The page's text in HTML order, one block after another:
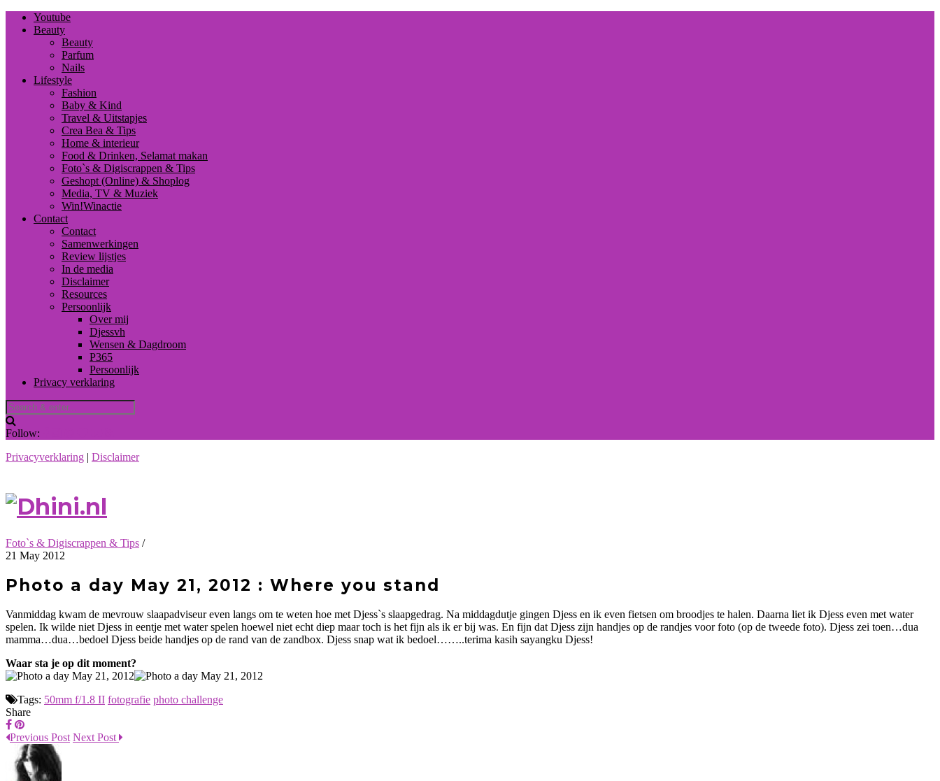
Youtube
Beauty
Beauty
Parfum
Nails
Lifestyle
Fashion
Baby & Kind
Travel & Uitstapjes
Crea Bea & Tips
Home & interieur
Food & Drinken, Selamat makan
Foto`s & Digiscrappen & Tips
Geshopt (Online) & Shoplog
Media, TV & Muziek
Win!Winactie
Contact
Contact
Samenwerkingen
Review lijstjes
In de media
Disclaimer
Resources
Persoonlijk
Over mij
Djessvh
Wensen & Dagdroom
P365
Persoonlijk
Privacy verklaring
Follow:
Privacyverklaring | Disclaimer
Foto`s & Digiscrappen & Tips /
21 May 2012
Photo a day May 21, 2012 : Where you stand
Vanmiddag kwam de mevrouw slaapadviseur even langs om te weten hoe met Djess`s slaapgedrag. Na middagdutje gingen Djess en ik even fietsen om broodjes te halen. Daarna liet ik Djess even met water
spelen. Ik wilde niet Djess in eentje met water spelen hoewel niet echt diep maar toch is het fijn als ik er bij was. En fijn dat Djess zijn handjes op de randjes voor foto (op de tweede foto). Djess zei toen…dua
mamma…dua…bedoel Djess beide handjes op de rand van de zandbox. Djess snap wat ik bedoel……..terima kasih sayangku Djess!
Waar sta je op dit moment?
Tags: 50mm f/1.8 II fotografie photo challenge
Share
Previous Post Next Post